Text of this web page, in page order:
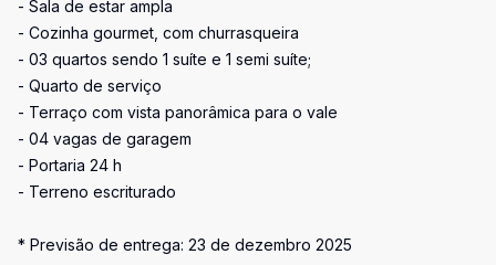
- Sala de estar ampla
- Cozinha gourmet, com churrasqueira
- 03 quartos sendo 1 suíte e 1 semi suíte;
- Quarto de serviço
- Terraço com vista panorâmica para o vale
- 04 vagas de garagem
- Portaria 24 h
- Terreno escriturado
* Previsão de entrega: 23 de dezembro 2025